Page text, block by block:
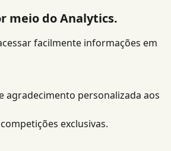
meio do Analytics.
facilmente informações em
agradecimento personalizada aos
exclusivas.